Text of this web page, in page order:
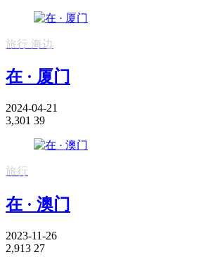
旅行 海边
在 · 厦门
2024-04-21
3,301 39
旅行
在 · 澳门
2023-11-26
2,913 27